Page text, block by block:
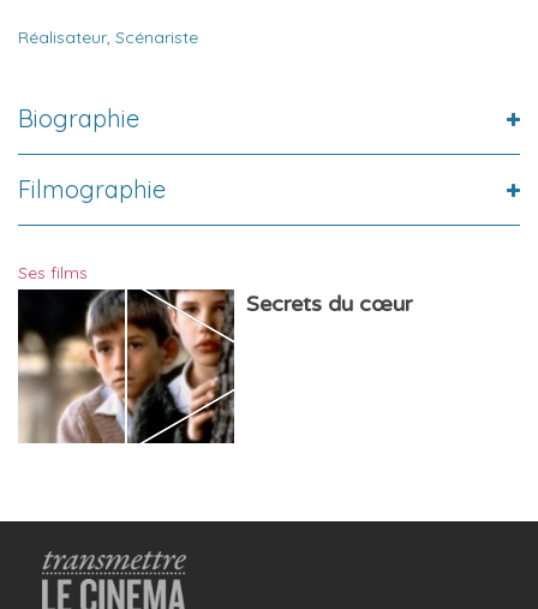
Réalisateur, Scénariste
Biographie
Filmographie
Ses films
Secrets du cœur